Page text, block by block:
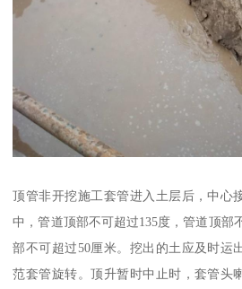
顶管非开挖施工套管进入土层后，中心
中，管道顶部不可超过135度，管道顶部
部不可超过50厘米。挖出的土应及时运
范套管旋转。顶升暂时中止时，套管头